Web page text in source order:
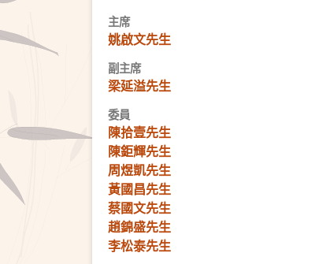
主席
姚啟文先生
副主席
梁延溢先生
委員
陳拾壹先生
陳鉅輝先生
周煜凱先生
黃國昌先生
蔡國文先生
趙錦盛先生
李松泰先生